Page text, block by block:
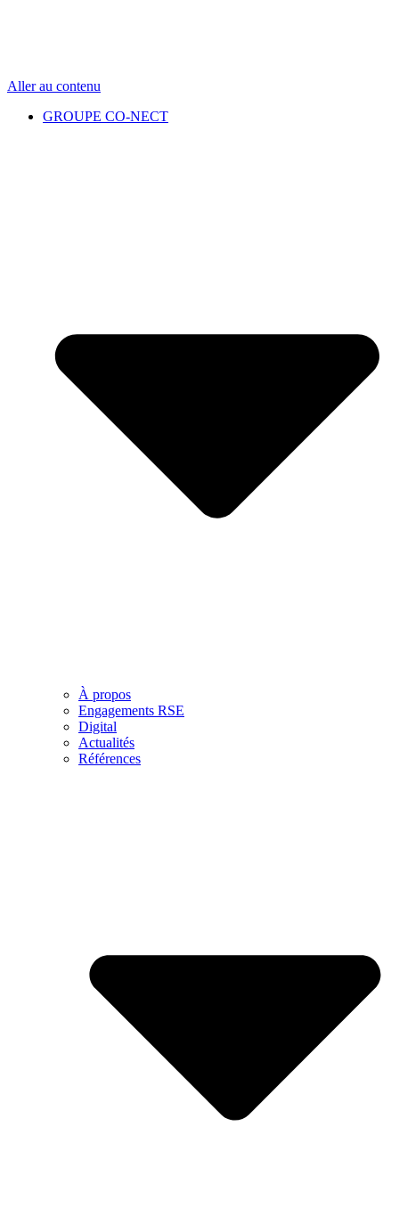
Aller au contenu
GROUPE CO-NECT
À propos
Engagements RSE
Digital
Actualités
Références